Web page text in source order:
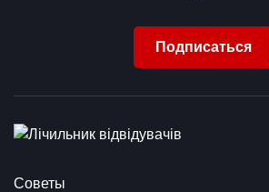
Подписаться
Советы